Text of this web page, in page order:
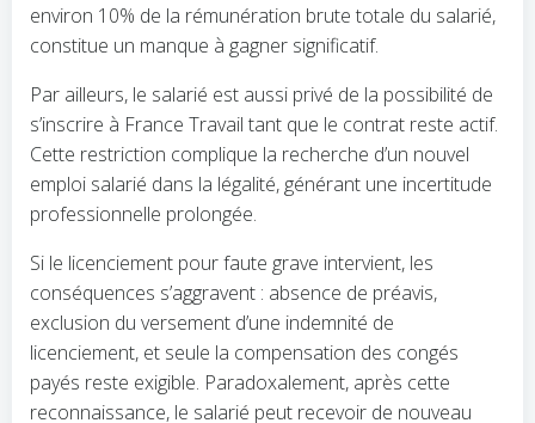
environ 10% de la rémunération brute totale du salarié,
constitue un manque à gagner significatif.
Par ailleurs, le salarié est aussi privé de la possibilité de
s’inscrire à France Travail tant que le contrat reste actif.
Cette restriction complique la recherche d’un nouvel
emploi salarié dans la légalité, générant une incertitude
professionnelle prolongée.
Si le licenciement pour faute grave intervient, les
conséquences s’aggravent : absence de préavis,
exclusion du versement d’une indemnité de
licenciement, et seule la compensation des congés
payés reste exigible. Paradoxalement, après cette
reconnaissance, le salarié peut recevoir de nouveau